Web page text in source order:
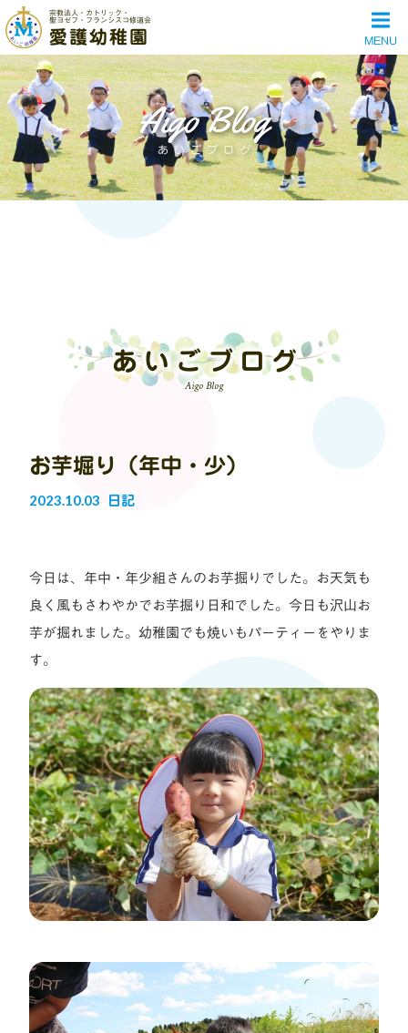
宗教法人・カトリック・
聖ヨゼフ・フランシスコ修道会
愛護幼稚園 MENU
Aigo Blog
あいごブログ
あいごブログ
Aigo Blog
お芋堀り（年中・少）
2023.10.03 日記
今日は、年中・年少組さんのお芋掘りでした。お天気も
良く風もさわやかでお芋掘り日和でした。今日も沢山お
芋が掘れました。幼稚園でも焼いもパーティーをやりま
す。